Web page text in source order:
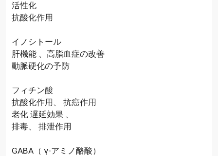
活性化
抗酸化作用
イノシトール
肝機能 、高脂血症の改善
動脈硬化の予防
フィチン酸
抗酸化作用、 抗癌作用
老化 遅延効果 、
排毒、 排泄作用
GABA（ γ-アミノ酪酸）